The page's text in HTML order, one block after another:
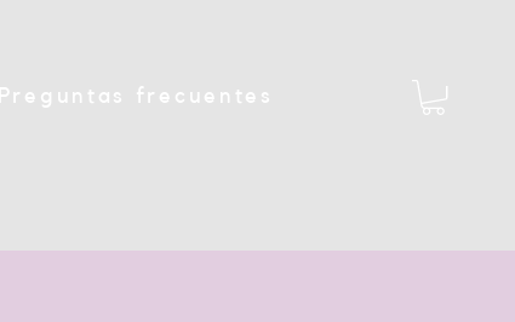
Preguntas frecuentes